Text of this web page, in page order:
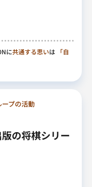
に共通する思いは 「自
プの活動
の将棋シリー